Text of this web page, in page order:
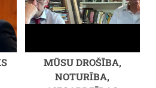
MŪSU DROŠĪBA,
NOTURĪBA,